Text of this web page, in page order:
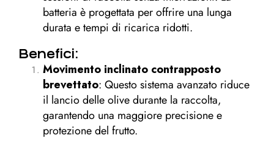
batteria è progettata per offrire una lunga
durata e tempi di ricarica ridotti.
Benefici:
Movimento inclinato contrapposto
brevettato: Questo sistema avanzato riduce
il lancio delle olive durante la raccolta,
garantendo una maggiore precisione e
protezione del frutto.